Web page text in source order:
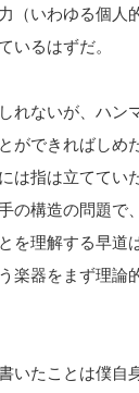
（いわゆる個人
いるはずだ。
れないが、ハン
ができればしめ
は指は立ててい
の構造の問題で
を理解する早道
楽器をまず理論
いたことは僕自